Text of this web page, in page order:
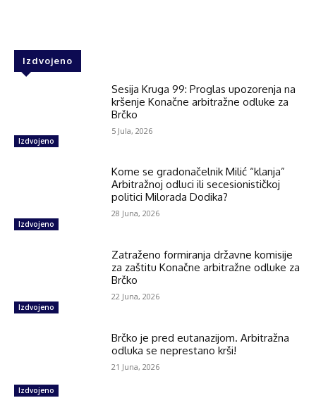
Izdvojeno
Izdvojeno
Sesija Kruga 99: Proglas upozorenja na
kršenje Konačne arbitražne odluke za
Brčko
5 Jula, 2026
Izdvojeno
Kome se gradonačelnik Milić “klanja”
Arbitražnoj odluci ili secesionističkoj
politici Milorada Dodika?
28 Juna, 2026
Izdvojeno
Zatraženo formiranja državne komisije
za zaštitu Konačne arbitražne odluke za
Brčko
22 Juna, 2026
Izdvojeno
Brčko je pred eutanazijom. Arbitražna
odluka se neprestano krši!
21 Juna, 2026